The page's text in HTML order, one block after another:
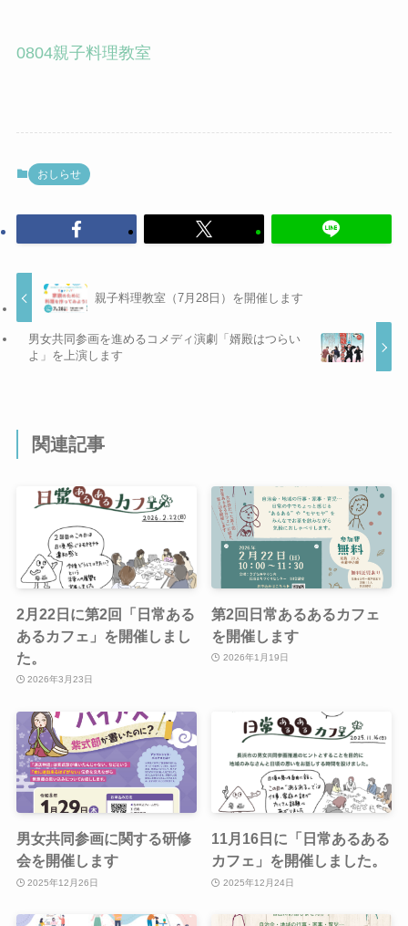
0804親子料理教室
おしらせ
親子料理教室（7月28日）を開催します
男女共同参画を進めるコメディ演劇「婿殿はつらい
よ」を上演します
関連記事
2月22日に第2回「日常ある
あるカフェ」を開催しまし
た。
2026年3月23日
第2回日常あるあるカフェ
を開催します
2026年1月19日
男女共同参画に関する研修
会を開催します
2025年12月26日
11月16日に「日常あるある
カフェ」を開催しました。
2025年12月24日